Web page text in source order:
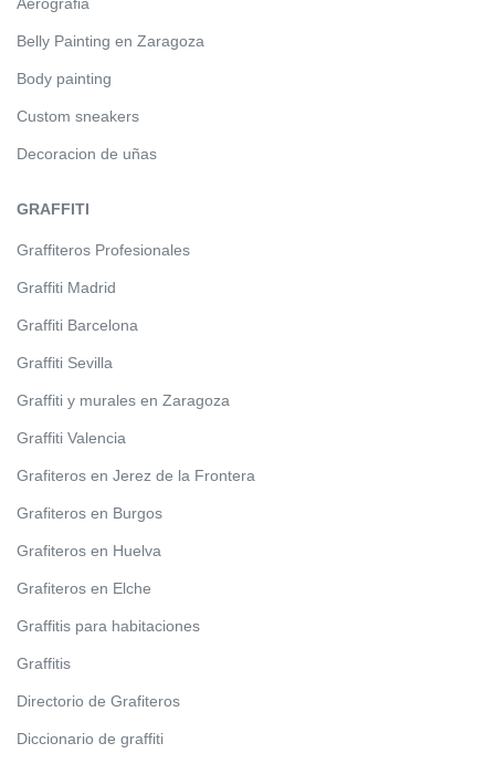
Belly Painting en Zaragoza
Body painting
Custom sneakers
Decoracion de uñas
GRAFFITI
Graffiteros Profesionales
Graffiti Madrid
Graffiti Barcelona
Graffiti Sevilla
Graffiti y murales en Zaragoza
Graffiti Valencia
Grafiteros en Jerez de la Frontera
Grafiteros en Burgos
Grafiteros en Huelva
Grafiteros en Elche
Graffitis para habitaciones
Graffitis
Directorio de Grafiteros
Diccionario de graffiti